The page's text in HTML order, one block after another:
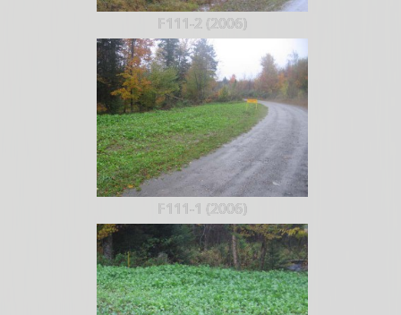
F111-2 (2006)
F111-1 (2006)